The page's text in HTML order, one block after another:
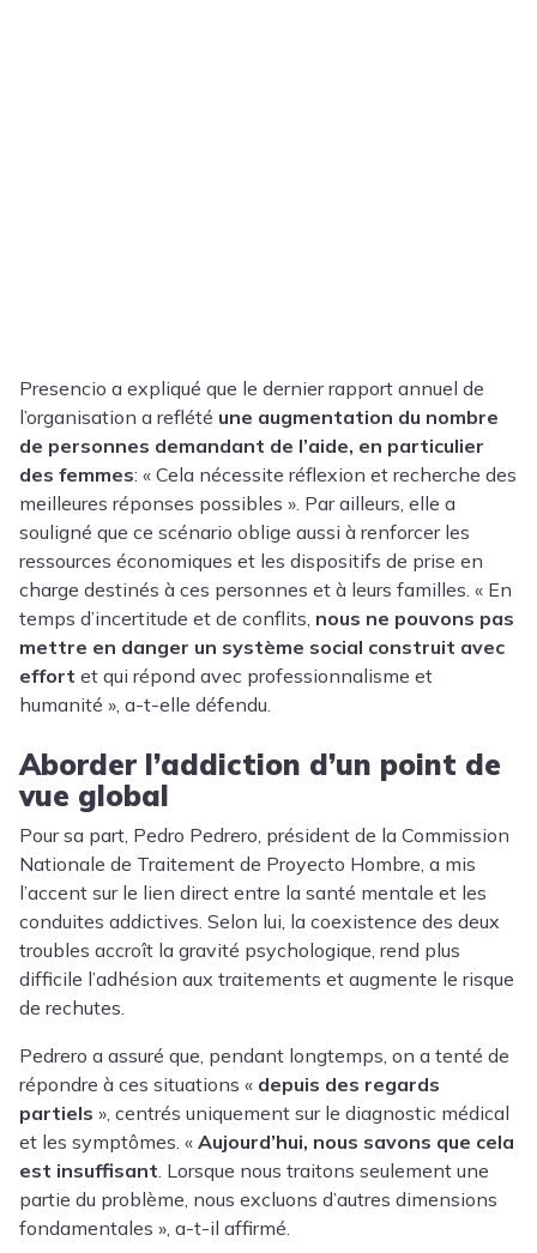
Presencio a expliqué que le dernier rapport annuel de
l’organisation a reflété une augmentation du nombre
de personnes demandant de l’aide, en particulier
des femmes: « Cela nécessite réflexion et recherche des
meilleures réponses possibles ». Par ailleurs, elle a
souligné que ce scénario oblige aussi à renforcer les
ressources économiques et les dispositifs de prise en
charge destinés à ces personnes et à leurs familles. « En
temps d’incertitude et de conflits, nous ne pouvons pas
mettre en danger un système social construit avec
effort et qui répond avec professionnalisme et
humanité », a-t-elle défendu.
Aborder l’addiction d’un point de
vue global
Pour sa part, Pedro Pedrero, président de la Commission
Nationale de Traitement de Proyecto Hombre, a mis
l’accent sur le lien direct entre la santé mentale et les
conduites addictives. Selon lui, la coexistence des deux
troubles accroît la gravité psychologique, rend plus
difficile l’adhésion aux traitements et augmente le risque
de rechutes.
Pedrero a assuré que, pendant longtemps, on a tenté de
répondre à ces situations « depuis des regards
partiels », centrés uniquement sur le diagnostic médical
et les symptômes. « Aujourd’hui, nous savons que cela
est insuffisant. Lorsque nous traitons seulement une
partie du problème, nous excluons d’autres dimensions
fondamentales », a-t-il affirmé.